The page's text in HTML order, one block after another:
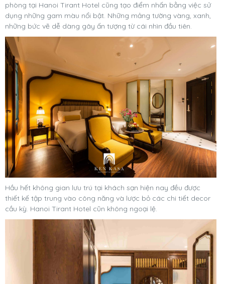
phòng tại Hanoi Tirant Hotel cũng tạo điểm nhấn bằng việc sử
dụng những gam màu nổi bật. Những mảng tường vàng, xanh,
những bức vẽ dễ dàng gây ấn tượng từ cái nhìn đầu tiên.
Hầu hết không gian lưu trú tại khách sạn hiện nay đều được
thiết kế tập trung vào công năng và lược bỏ các chi tiết decor
cầu kỳ. Hanoi Tirant Hotel cũn không ngoại lệ.